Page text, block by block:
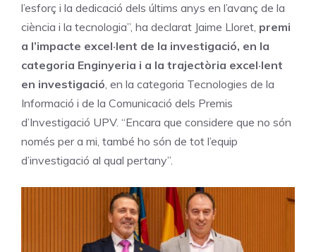
l’esforç i la dedicació dels últims anys en l’avanç de la
ciència i la tecnologia”, ha declarat Jaime Lloret, premi
a l’impacte excel·lent de la investigació, en la
categoria Enginyeria i a la trajectòria excel·lent
en investigació, en la categoria Tecnologies de la
Informació i de la Comunicació dels Premis
d’Investigació UPV. “Encara que considere que no són
només per a mi, també ho són de tot l’equip
d’investigació al qual pertany”.